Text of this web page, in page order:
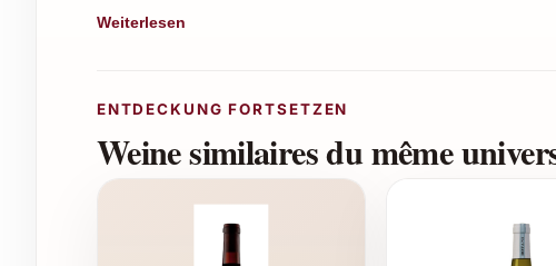
Jahrgang: 2022
Gourmet-Qualität mit Lagerpotenzial
Empfohlene Einsatzmöglichkeiten
Dieser Wein eignet sich hervorragend als Begleiter
Weiterlesen
ENTDECKUNG FORTSETZEN
Weine similaires du même